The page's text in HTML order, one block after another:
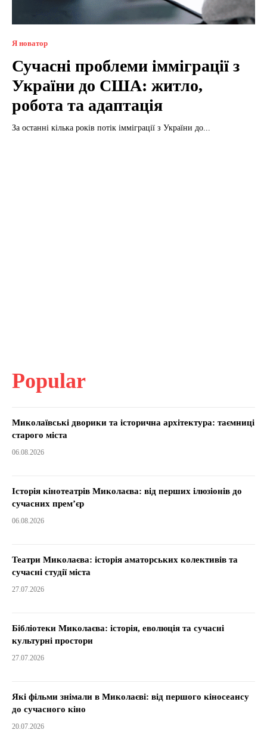
Я новатор
Сучасні проблеми імміграції з
України до США: житло,
робота та адаптація
За останні кілька років потік імміграції з України до...
Popular
Миколаївські дворики та історична архітектура: таємниці
старого міста
06.08.2026
Історія кінотеатрів Миколаєва: від перших ілюзіонів до
сучасних прем’єр
06.08.2026
Театри Миколаєва: історія аматорських колективів та
сучасні студії міста
27.07.2026
Бібліотеки Миколаєва: історія, еволюція та сучасні
культурні простори
27.07.2026
Які фільми знімали в Миколаєві: від першого кіносеансу
до сучасного кіно
20.07.2026